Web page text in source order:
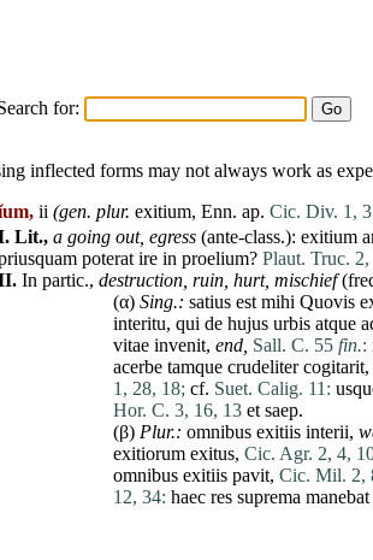
for:
inflected forms may not always work as
ii (gen. plur. exitium, Enn. ap. Cic. Div. 1,
Lit., a going out, egress (ante-class.): exitium
poterat ire in proelium? Plaut. Truc.
In partic., destruction, ruin, hurt, mischief
(α) Sing.: satius est mihi Quovis
interitu, qui de hujus urbis atque
vitae invenit, end, Sall. C. 55 fin.:
acerbe tamque crudeliter cogitarit,
1, 28, 18; cf. Suet. Calig. 11:
Hor. C. 3, 16, 13 et saep.
(β) Plur.: omnibus exitiis interii,
exitiorum exitus, Cic. Agr. 2, 4,
omnibus exitiis pavit, Cic. Mil. 2,
12, 34: haec res suprema manebat